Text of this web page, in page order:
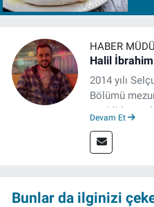
HABER
Halil
2014 yılı
Bölümü
çeşitli
müdürü
Devam Et
Bunlar da ilginizi